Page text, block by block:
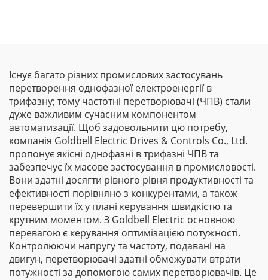
Існує багато різних промислових застосувань
перетворення однофазної електроенергії в
трифазну; тому частотні перетворювачі (ЧПВ) стали
дуже важливим сучасним компонентом
автоматизації. Щоб задовольнити цю потребу,
компанія Goldbell Electric Drives & Controls Co., Ltd.
пропонує якісні однофазні в трифазні ЧПВ та
забезпечує їх масове застосування в промисловості.
Вони здатні досягти рівного рівня продуктивності та
ефективності порівняно з конкурентами, а також
перевершити їх у плані керування швидкістю та
крутним моментом. З Goldbell Electric основною
перевагою є керування оптимізацією потужності.
Контролюючи напругу та частоту, подавані на
двигун, перетворювачі здатні обмежувати втрати
потужності за допомогою самих перетворювачів. Це